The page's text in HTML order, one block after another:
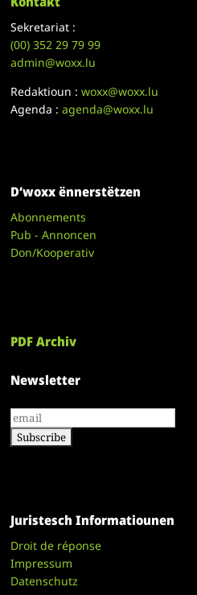
Sekretariat :
(00)352 29 79 99
admin@woxx.lu
Redaktioun :woxx@woxx.lu
Agenda :agenda@woxx.lu
D’woxx ënnerstëtzen
Abonnements
Pub - Annoncen
Don/Kooperativ
PDF Archiv
Newsletter
Juristesch Informatiounen
Droit de réponse
Impressum
Datenschutz